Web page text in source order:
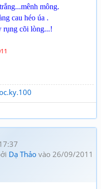
mông.
cau héo úa .
rụng cõi lòng...!
Dạ Thảo vào 26/09/2011